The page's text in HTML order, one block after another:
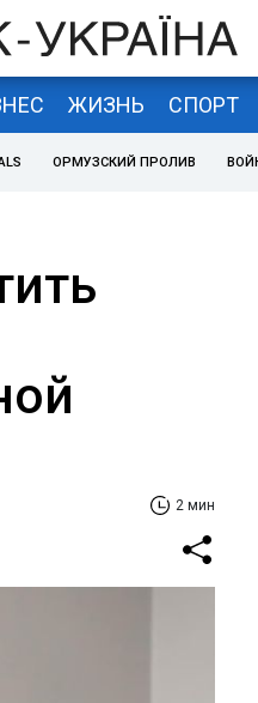
ЖИЗНЬ СПОРТ
ОРМУЗСКИЙ ПРОЛИВ
2 мин